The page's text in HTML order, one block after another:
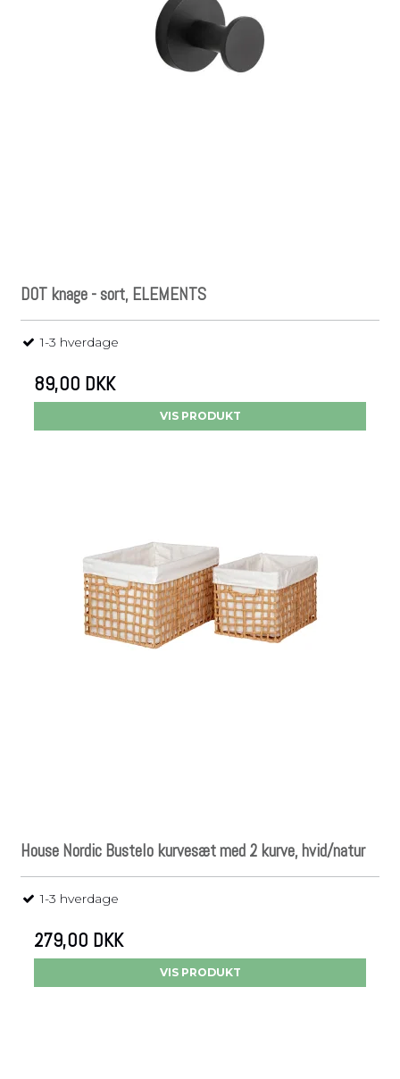
DOT knage - sort, ELEMENTS
1-3 hverdage
89,00 DKK
VIS PRODUKT
House Nordic Bustelo kurvesæt med 2 kurve, hvid/natur
1-3 hverdage
279,00 DKK
VIS PRODUKT